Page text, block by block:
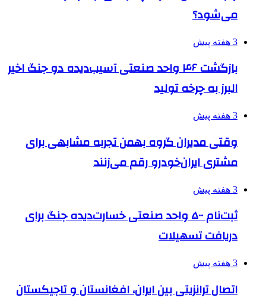
می‌شود؟
3 هفته پیش
بازگشت ۴۶ واحد صنعتی آسیب‌دیده دو جنگ اخیر
البرز به چرخه تولید
3 هفته پیش
وقتی مدیران گروه بهمن تجربه مشابهی برای
مشتری ایران‌خودرو رقم می‌زنند
3 هفته پیش
ثبت‌نام ۵۰۰ واحد صنعتی خسارت‌دیده جنگ برای
دریافت تسهیلات
3 هفته پیش
اتصال ترانزیتی بین ایران، افغانستان و تاجیکستان